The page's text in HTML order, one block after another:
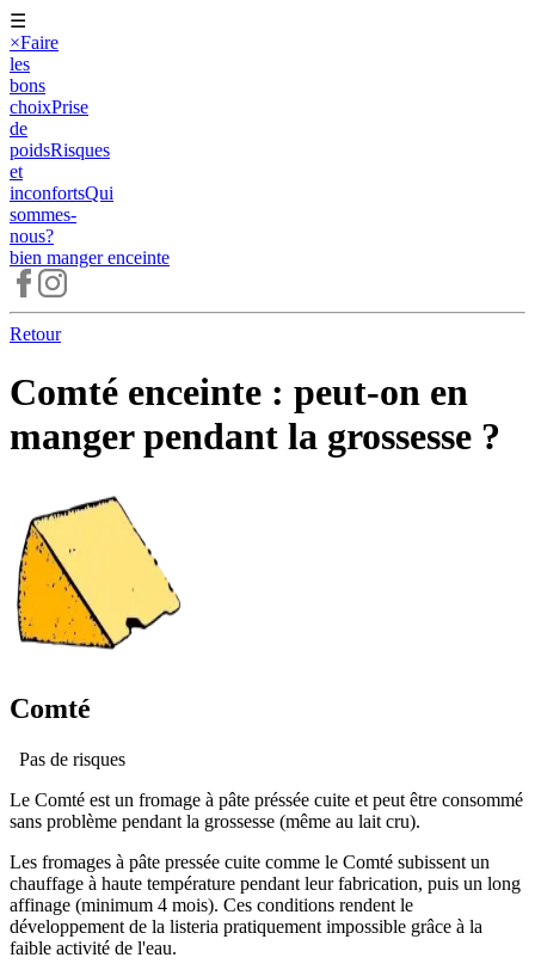
☰
×Faire
les
bons
choixPrise
de
poidsRisques
et
inconfortsQui
sommes-
nous?
bien manger enceinte
Retour
Comté enceinte : peut-on en
manger pendant la grossesse ?
Comté
Pas de risques
Le Comté est un fromage à pâte préssée cuite et peut être consommé
sans problème pendant la grossesse (même au lait cru).
Les fromages à pâte pressée cuite comme le Comté subissent un
chauffage à haute température pendant leur fabrication, puis un long
affinage (minimum 4 mois). Ces conditions rendent le
développement de la listeria pratiquement impossible grâce à la
faible activité de l'eau.